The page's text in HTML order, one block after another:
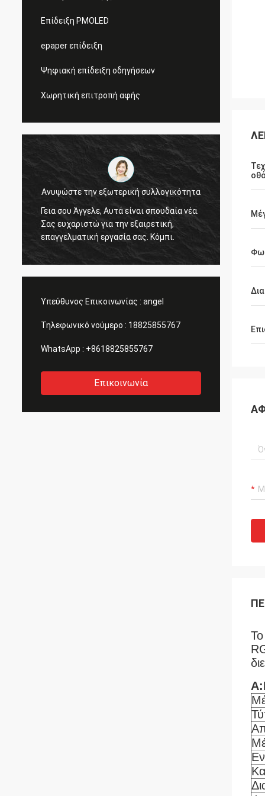
Επίδειξη PMOLED
epaper επίδειξη
Ψηφιακή επίδειξη οδηγήσεων
Χωρητική επιτροπή αφής
Ανυψώστε την εξωτερική συλλογικότητα
Γεια σου Άγγελε, Αυτά είναι σπουδαία νέα.
Σας ευχαριστώ για την εξαιρετική,
επαγγελματική εργασία σας. Κόμπι.
και
Η
και
Υπεύθυνος Επικοινωνίας : angel
Τηλεφωνικό νούμερο : 18825855767
WhatsApp : +8618825855767
Επικοινωνία